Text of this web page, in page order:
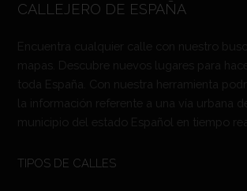
CALLEJERO DE ESPAÑA
Encuentra cualquier calle con nuestro
mapas. Descubre nuevos lugares para
toda España. Con nuestra herramienta
la información referente a una vía urbana
municipio del estado Español en tiempo
TIPOS DE CALLES